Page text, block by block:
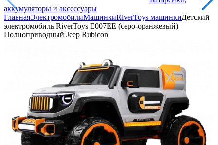
аккумуляторы и аксессуары
ГлавнаяЭлектромобилиМашинкиRiverToys машинкиДетский
электромобиль RiverToys E007EE (серо-оранжевый)
Полноприводный Jeep Rubicon